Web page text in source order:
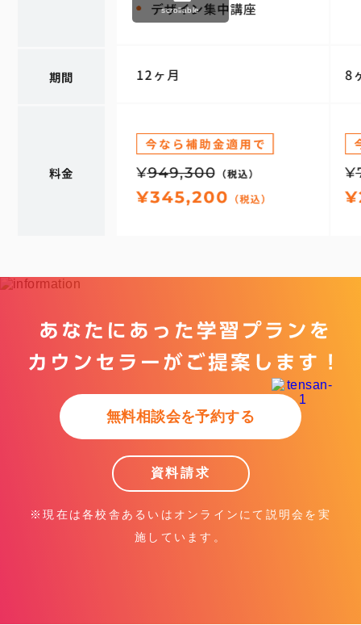
scrollable
無料相談会を予約する
資料請求
※現在は各校舎あるいはオンラインにて説明会を実
施しています。